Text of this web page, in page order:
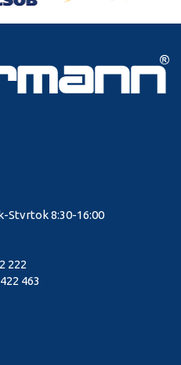
Stvrtok 8:30-16:00
222
463